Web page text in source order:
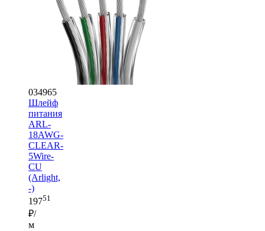
034965
Шлейф
питания
ARL-
18AWG-
CLEAR-
5Wire-
CU
(Arlight,
-)
19751
₽/
м